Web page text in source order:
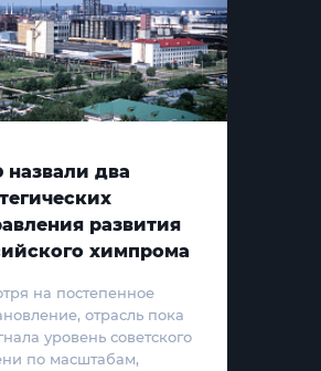
два
развития
химпрома
на постепенное
отрасль пока
уровень советского
по масштабам,